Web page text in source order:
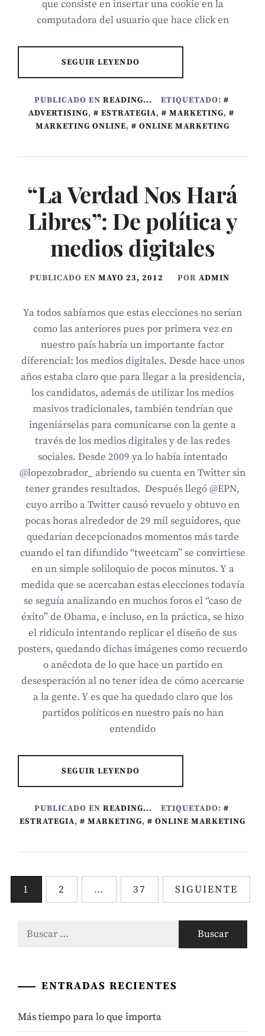
que consiste en insertar una cookie en la
computadora del usuario que hace click en
SEGUIR LEYENDO
PUBLICADO EN READING...
ETIQUETADO:
ADVERTISING, ESTRATEGIA, MARKETING,
MARKETING ONLINE, ONLINE MARKETING
“La Verdad Nos Hará
Libres”: De política y
medios digitales
PUBLICADO EN MAYO 23, 2012 POR ADMIN
Ya todos sabíamos que estas elecciones no serían
como las anteriores pues por primera vez en
nuestro país habría un importante factor
diferencial: los medios digitales. Desde hace unos
años estaba claro que para llegar a la presidencia,
los candidatos, además de utilizar los medios
masivos tradicionales, también tendrían que
ingeniárselas para comunicarse con la gente a
través de los medios digitales y de las redes
sociales. Desde 2009 ya lo había intentado
@lopezobrador_ abriendo su cuenta en Twitter sin
tener grandes resultados. Después llegó @EPN,
cuyo arribo a Twitter causó revuelo y obtuvo en
pocas horas alrededor de 29 mil seguidores, que
quedarían decepcionados momentos más tarde
cuando el tan difundido “tweetcam” se convirtiese
en un simple soliloquio de pocos minutos. Y a
medida que se acercaban estas elecciones todavía
se seguía analizando en muchos foros el “caso de
éxito” de Obama, e incluso, en la práctica, se hizo
el ridículo intentando replicar el diseño de sus
posters, quedando dichas imágenes como recuerdo
o anécdota de lo que hace un partido en
desesperación al no tener idea de cómo acercarse
a la gente. Y es que ha quedado claro que los
partidos políticos en nuestro país no han
entendido
SEGUIR LEYENDO
PUBLICADO EN READING...
ETIQUETADO:
ESTRATEGIA, MARKETING, ONLINE MARKETING
Paginación
entradas
1 2 … 37 SIGUIENTE
Buscar:
ENTRADAS RECIENTES
Más tiempo para lo que importa